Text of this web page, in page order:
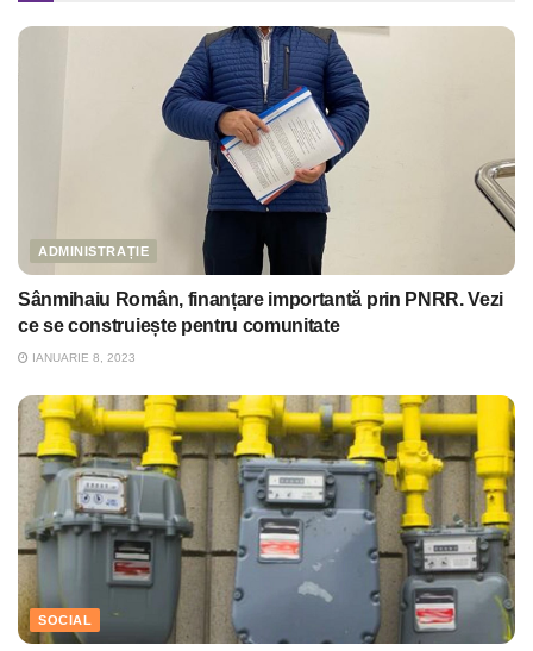
ADMINISTRAȚIE
Sânmihaiu Român, finanțare importantă prin PNRR. Vezi
ce se construiește pentru comunitate
IANUARIE 8, 2023
SOCIAL